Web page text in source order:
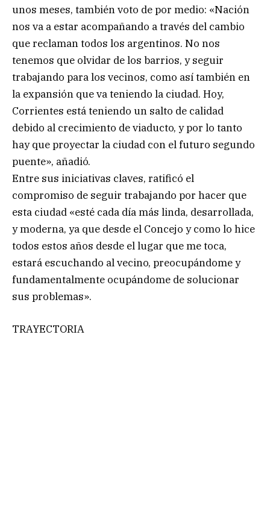
unos meses, también voto de por medio: «Nación
nos va a estar acompañando a través del cambio
que reclaman todos los argentinos. No nos
tenemos que olvidar de los barrios, y seguir
trabajando para los vecinos, como así también en
la expansión que va teniendo la ciudad. Hoy,
Corrientes está teniendo un salto de calidad
debido al crecimiento de viaducto, y por lo tanto
hay que proyectar la ciudad con el futuro segundo
puente», añadió.
Entre sus iniciativas claves, ratificó el
compromiso de seguir trabajando por hacer que
esta ciudad «esté cada día más linda, desarrollada,
y moderna, ya que desde el Concejo y como lo hice
todos estos años desde el lugar que me toca,
estará escuchando al vecino, preocupándome y
fundamentalmente ocupándome de solucionar
sus problemas».
TRAYECTORIA